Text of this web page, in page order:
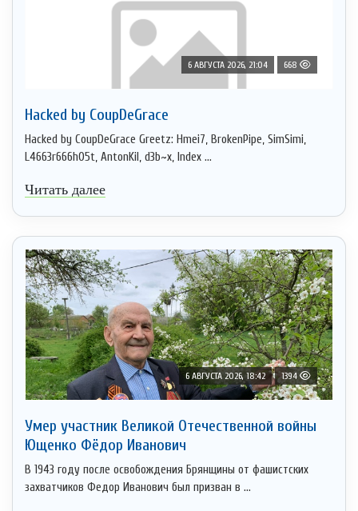
6 АВГУСТА 2026, 21:04 668
Hacked by CoupDeGrace
Hacked by CoupDeGrace Greetz: Hmei7, BrokenPipe, SimSimi,
L4663r666h05t, AntonKil, d3b~x, Index ...
Читать далее
6 АВГУСТА 2026, 18:42 1394
Умер участник Великой Отечественной войны
Ющенко Фёдор Иванович
В 1943 году после освобождения Брянщины от фашистских
захватчиков Федор Иванович был призван в ...